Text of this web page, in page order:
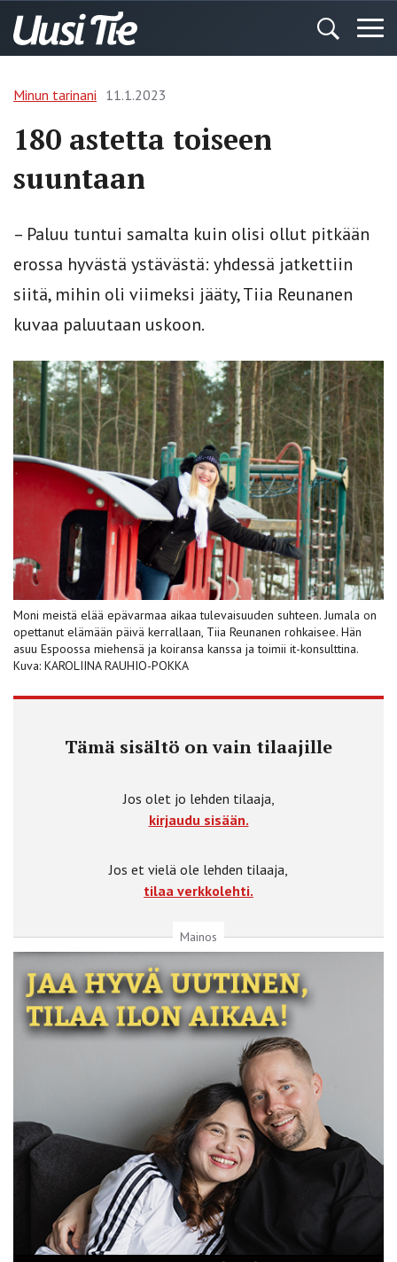
Minun tarinani 11.1.2023
180 astetta toiseen
suuntaan
– Paluu tuntui samalta kuin olisi ollut pitkään
erossa hyvästä ystävästä: yhdessä jatkettiin
siitä, mihin oli viimeksi jääty, Tiia Reunanen
kuvaa paluutaan uskoon.
Moni meistä elää epävarmaa aikaa tulevaisuuden suhteen. Jumala on
opettanut elämään päivä kerrallaan, Tiia Reunanen rohkaisee. Hän
asuu Espoossa miehensä ja koiransa kanssa ja toimii it-konsulttina.
Kuva: KAROLIINA RAUHIO-POKKA
Tämä sisältö on vain tilaajille
Jos olet jo lehden tilaaja,
kirjaudu sisään.
Jos et vielä ole lehden tilaaja,
tilaa verkkolehti.
Mainos